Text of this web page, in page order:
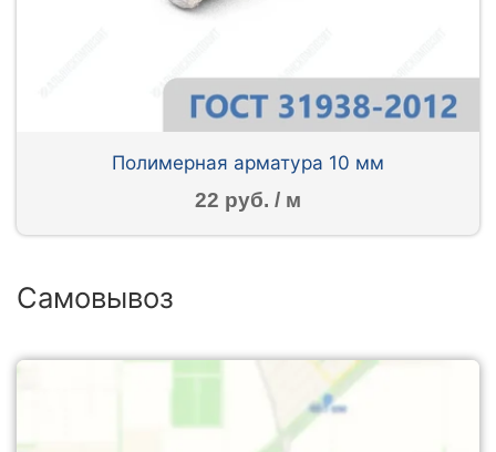
Полимерная арматура 10 мм
22 руб. / м
Самовывоз